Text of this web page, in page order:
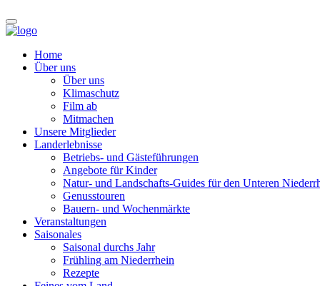
Home
Über uns
Über uns
Klimaschutz
Film ab
Mitmachen
Unsere Mitglieder
Landerlebnisse
Betriebs- und Gästeführungen
Angebote für Kinder
Natur- und Landschafts-Guides für den Unteren
Genusstouren
Bauern- und Wochenmärkte
Veranstaltungen
Saisonales
Saisonal durchs Jahr
Frühling am Niederrhein
Rezepte